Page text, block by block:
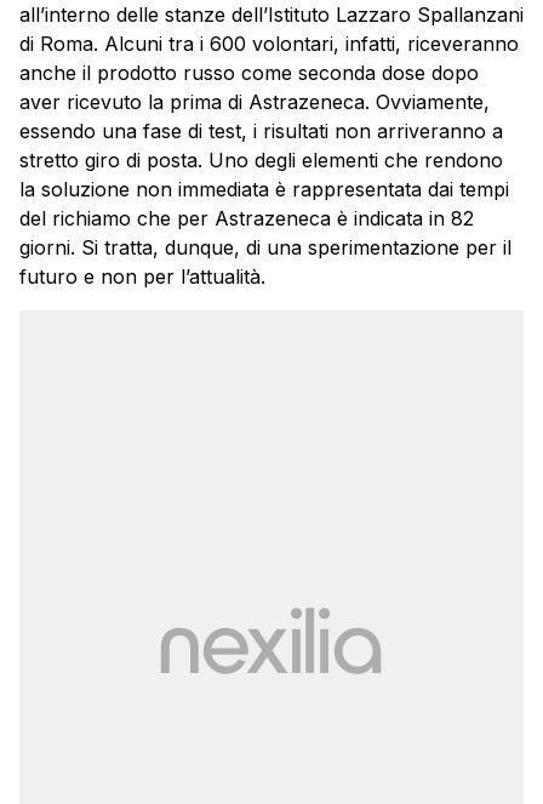
all’interno delle stanze dell’Istituto Lazzaro Spallanzani
di Roma. Alcuni tra i 600 volontari, infatti, riceveranno
anche il prodotto russo come seconda dose dopo
aver ricevuto la prima di Astrazeneca. Ovviamente,
essendo una fase di test, i risultati non arriveranno a
stretto giro di posta. Uno degli elementi che rendono
la soluzione non immediata è rappresentata dai tempi
del richiamo che per Astrazeneca è indicata in 82
giorni. Si tratta, dunque, di una sperimentazione per il
futuro e non per l’attualità.